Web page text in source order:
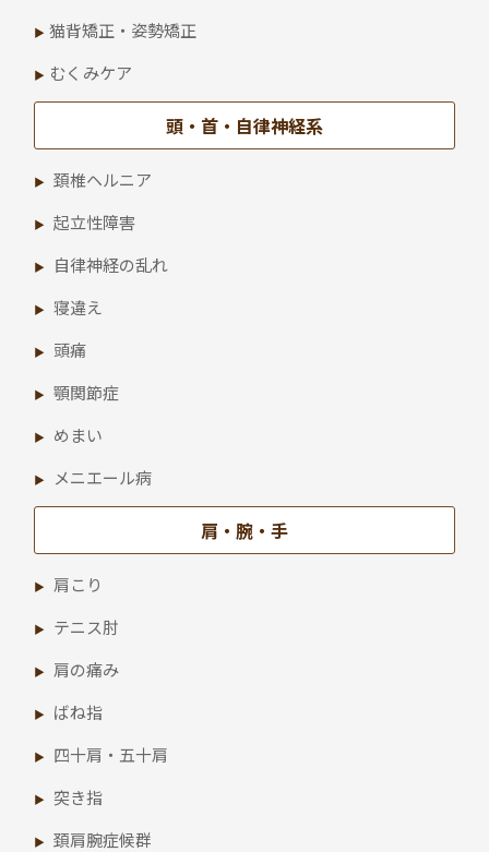
猫背矯正・姿勢矯正
むくみケア
頭・首・自律神経系
頚椎ヘルニア
起立性障害
自律神経の乱れ
寝違え
頭痛
顎関節症
めまい
メニエール病
肩・腕・手
肩こり
テニス肘
肩の痛み
ばね指
四十肩・五十肩
突き指
頚肩腕症候群